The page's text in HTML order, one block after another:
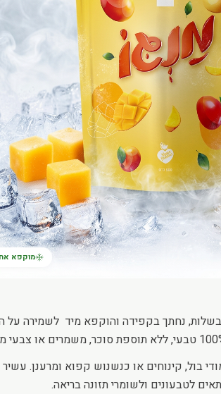
מוקפא
נחתך בקפידה והוקפא מיד לשמירה על
בול, קינוחים או כנשנוש קפוא ומרענן. עשיר